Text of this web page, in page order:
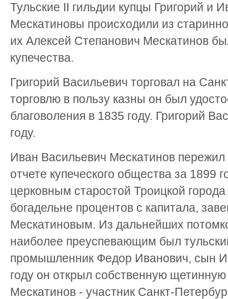
Тульские II гильдии купцы Григорий и
Мескатиновы происходили из
их Алексей Степанович Мескатинов
купечества.
Григорий Васильевич торговал на
торговлю в пользу казны он был
благоволения в 1835 году. Григорий
году.
Иван Васильевич Мескатинов пережил
отчете купеческого общества за 1899
церковным старостой Троицкой
богадельне процентов с капитала,
Мескатиновым. Из дальнейших
наиболее преуспевающим был
промышленник Федор Иванович, сын
году он открыл собственную
Мескатинов - участник Санкт-